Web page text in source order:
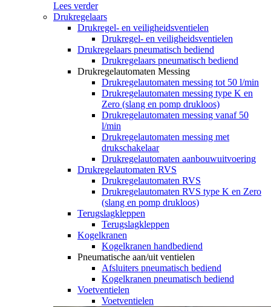
Lees verder
Drukregelaars
Drukregel- en veiligheidsventielen
Drukregel- en veiligheidsventielen
Drukregelaars pneumatisch bediend
Drukregelaars pneumatisch bediend
Drukregelautomaten Messing
Drukregelautomaten messing tot 50 l/min
Drukregelautomaten messing type K en
Zero (slang en pomp drukloos)
Drukregelautomaten messing vanaf 50
l/min
Drukregelautomaten messing met
drukschakelaar
Drukregelautomaten aanbouwuitvoering
Drukregelautomaten RVS
Drukregelautomaten RVS
Drukregelautomaten RVS type K en Zero
(slang en pomp drukloos)
Terugslagkleppen
Terugslagkleppen
Kogelkranen
Kogelkranen handbediend
Pneumatische aan/uit ventielen
Afsluiters pneumatisch bediend
Kogelkranen pneumatisch bediend
Voetventielen
Voetventielen